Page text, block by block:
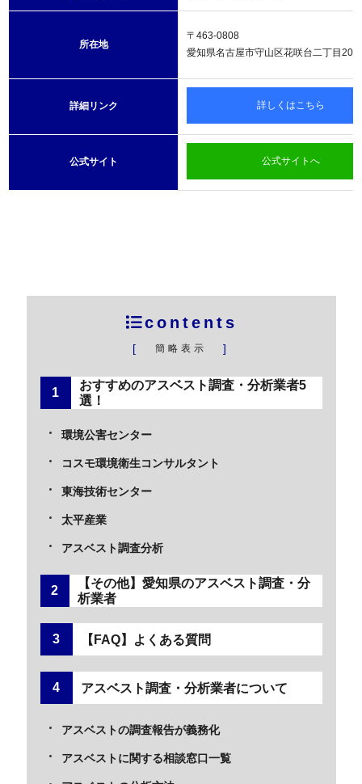
所在地
〒463-0808
愛知県名古屋市守山区花咲台二丁目201
詳細リンク 詳しくはこちら
公式サイト 公式サイトへ
contents
[ 簡略表示 ]
おすすめのアスベスト調査・分析業者5
選！
環境公害センター
コスモ環境衛生コンサルタント
東海技術センター
太平産業
アスベスト調査分析
【その他】愛知県のアスベスト調査・分
析業者
【FAQ】よくある質問
アスベスト調査・分析業者について
アスベストの調査報告が義務化
アスベストに関する相談窓口一覧